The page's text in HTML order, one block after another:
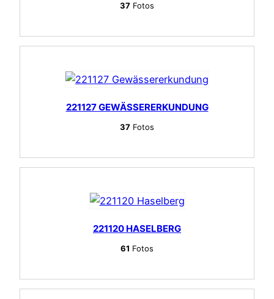
37 Fotos
221127 GEWÄSSERERKUNDUNG
37 Fotos
221120 HASELBERG
61 Fotos